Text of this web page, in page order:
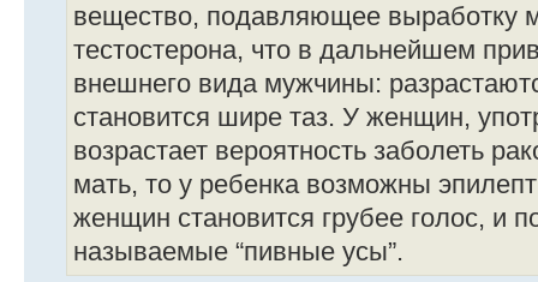
вещество, подавляющее выработку
тестостерона, что в дальнейшем
внешнего вида мужчины:
становится шире таз. У женщин,
возрастает вероятность заболеть
мать, то у ребенка возможны
женщин становится грубее голос, и
называемые “пивные усы”.